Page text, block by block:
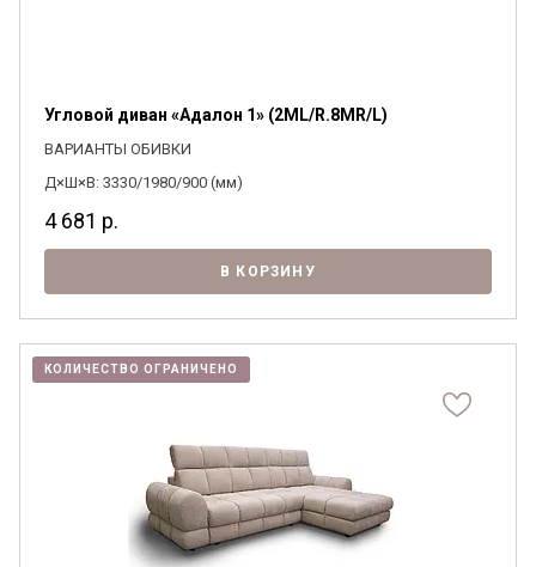
Угловой диван «Адалон 1» (2ML/R.8MR/L)
ВАРИАНТЫ ОБИВКИ
Д×Ш×В: 3330/1980/900 (мм)
4 681 р.
В КОРЗИНУ
КОЛИЧЕСТВО ОГРАНИЧЕНО